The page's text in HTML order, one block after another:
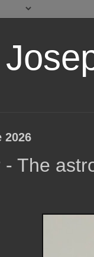
2026
The